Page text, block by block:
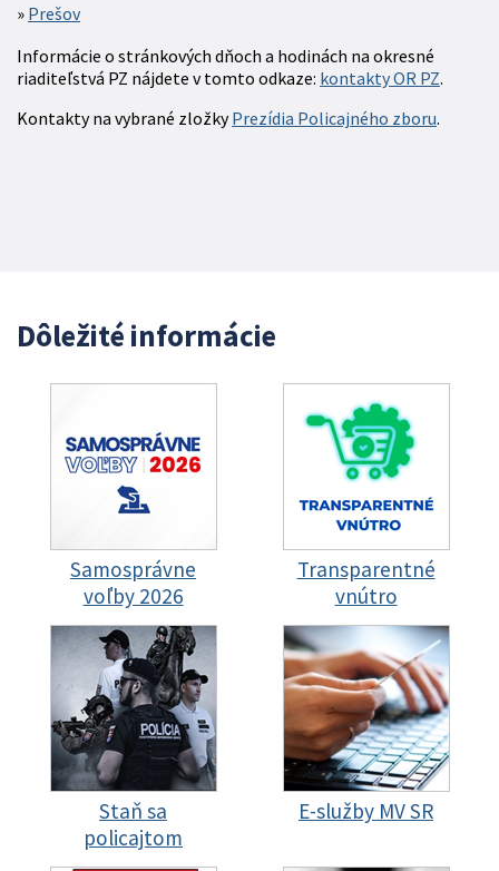
Prešov
Informácie o stránkových dňoch a hodinách na okresné
riaditeľstvá PZ nájdete v tomto odkaze: kontakty OR PZ.
Kontakty na vybrané zložkyPrezídia Policajného zboru.
Dôležité informácie
Samosprávne
voľby 2026
Transparentné
vnútro
Staň sa
policajtom
E-služby MV SR